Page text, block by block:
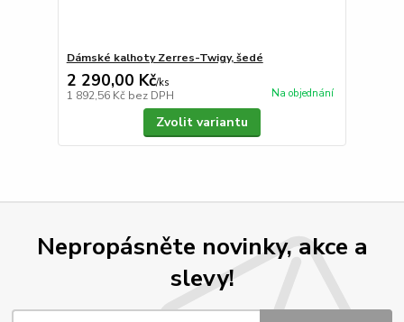
Dámské kalhoty Zerres-Twigy, šedé
2 290,00 Kč/ks
1 892,56 Kč bez DPH Na objednání
Zvolit variantu
Nepropásněte novinky, akce a
slevy!